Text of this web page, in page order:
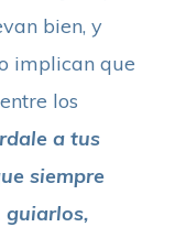
bien, y
implican que
los
a tus
siempre
guiarlos,